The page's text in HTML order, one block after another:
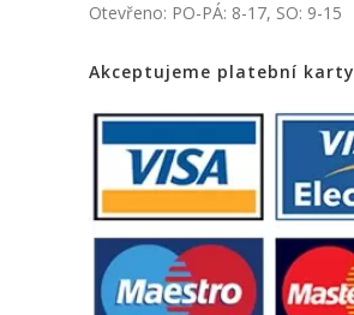
Otevřeno: PO-PÁ: 8-17, SO: 9-15
Akceptujeme platební karty